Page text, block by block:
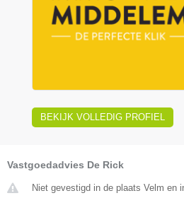
BEKIJK VOLLEDIG PROFIEL
Vastgoedadvies De Rick
Niet gevestigd in de plaats Velm en